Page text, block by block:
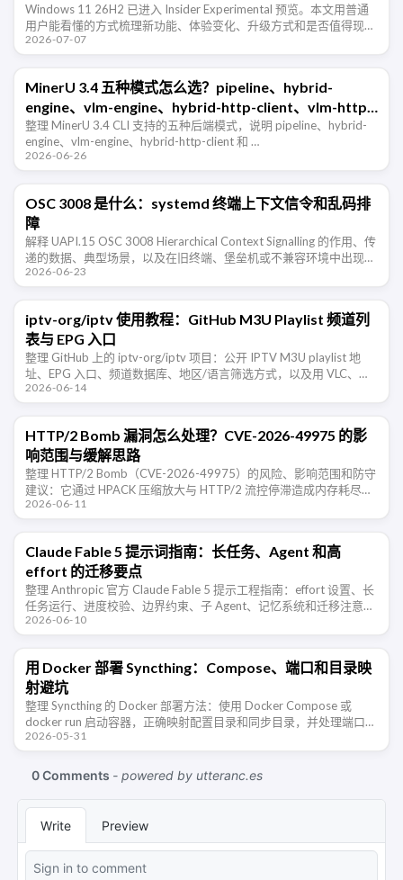
Windows 11 26H2 已进入 Insider Experimental 预览。本文用普通
用户能看懂的方式梳理新功能、体验变化、升级方式和是否值得现在
尝鲜。
2026-07-07
MinerU 3.4 五种模式怎么选？pipeline、hybrid-
engine、vlm-engine、hybrid-http-client、vlm-http-
client 一篇看懂
整理 MinerU 3.4 CLI 支持的五种后端模式，说明 pipeline、hybrid-
engine、vlm-engine、hybrid-http-client 和 …
2026-06-26
OSC 3008 是什么：systemd 终端上下文信令和乱码排
障
解释 UAPI.15 OSC 3008 Hierarchical Context Signalling 的作用、传
递的数据、典型场景，以及在旧终端、堡垒机或不兼容环境中出现乱
码时的排查和禁用方法。
2026-06-23
iptv-org/iptv 使用教程：GitHub M3U Playlist 频道列
表与 EPG 入口
整理 GitHub 上的 iptv-org/iptv 项目：公开 IPTV M3U playlist 地
址、EPG 入口、频道数据库、地区/语言筛选方式，以及用 VLC、
IINA、PotPlayer …
2026-06-14
HTTP/2 Bomb 漏洞怎么处理？CVE-2026-49975 的影
响范围与缓解思路
整理 HTTP/2 Bomb（CVE-2026-49975）的风险、影响范围和防守
建议：它通过 HPACK 压缩放大与 HTTP/2 流控停滞造成内存耗尽，
影响多类 HTTP/2 服务端实现。
2026-06-11
Claude Fable 5 提示词指南：长任务、Agent 和高
effort 的迁移要点
整理 Anthropic 官方 Claude Fable 5 提示工程指南：effort 设置、长
任务运行、进度校验、边界约束、子 Agent、记忆系统和迁移注意事
项。
2026-06-10
用 Docker 部署 Syncthing：Compose、端口和目录映
射避坑
整理 Syncthing 的 Docker 部署方法：使用 Docker Compose 或
docker run 启动容器，正确映射配置目录和同步目录，并处理端口、
防火墙、PUID/PGID 权限和 …
2026-05-31